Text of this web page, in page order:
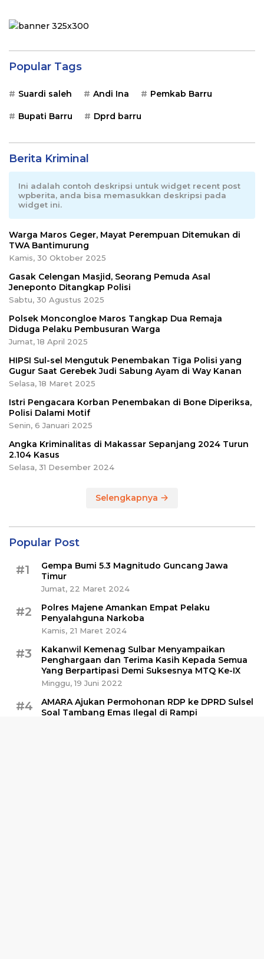
Popular Tags
Suardi saleh Andi Ina Pemkab Barru
Bupati Barru Dprd barru
Berita Kriminal
Ini adalah contoh deskripsi untuk widget recent post
wpberita, anda bisa memasukkan deskripsi pada
widget ini.
Warga Maros Geger, Mayat Perempuan Ditemukan di
TWA Bantimurung
Kamis, 30 Oktober 2025
Gasak Celengan Masjid, Seorang Pemuda Asal
Jeneponto Ditangkap Polisi
Sabtu, 30 Agustus 2025
Polsek Moncongloe Maros Tangkap Dua Remaja
Diduga Pelaku Pembusuran Warga
Jumat, 18 April 2025
HIPSI Sul-sel Mengutuk Penembakan Tiga Polisi yang
Gugur Saat Gerebek Judi Sabung Ayam di Way Kanan
Selasa, 18 Maret 2025
Istri Pengacara Korban Penembakan di Bone Diperiksa,
Polisi Dalami Motif
Senin, 6 Januari 2025
Angka Kriminalitas di Makassar Sepanjang 2024 Turun
2.104 Kasus
Selasa, 31 Desember 2024
Selengkapnya
Popular Post
#1
Gempa Bumi 5.3 Magnitudo Guncang Jawa
Timur
Jumat, 22 Maret 2024
#2
Polres Majene Amankan Empat Pelaku
Penyalahguna Narkoba
Kamis, 21 Maret 2024
#3
Kakanwil Kemenag Sulbar Menyampaikan
Penghargaan dan Terima Kasih Kepada Semua
Yang Berpartipasi Demi Suksesnya MTQ Ke-IX
Minggu, 19 Juni 2022
#4
AMARA Ajukan Permohonan RDP ke DPRD Sulsel
Soal Tambang Emas Ilegal di Rampi